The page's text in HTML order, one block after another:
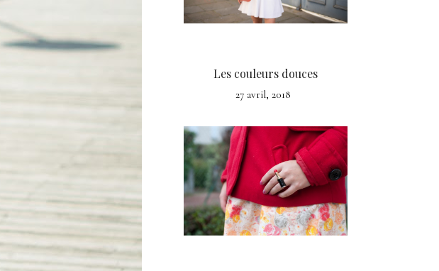
Les couleurs douces
27 avril, 2018